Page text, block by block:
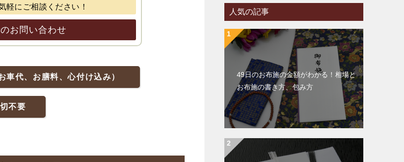
軽にご相談ください！
お問い合わせ
車代、お膳料、心付け込み）
不要
人気の記事
49日のお布施の金額がわかる！相場と
お布施の書き方、包み方